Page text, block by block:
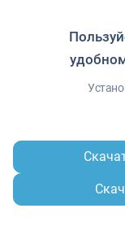
0 комменариев